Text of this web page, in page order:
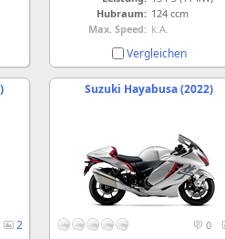
Hubraum: 124 ccm
Max. Speed: k.A.
Vergleichen
2
Suzuki Hayabusa (2022)
0